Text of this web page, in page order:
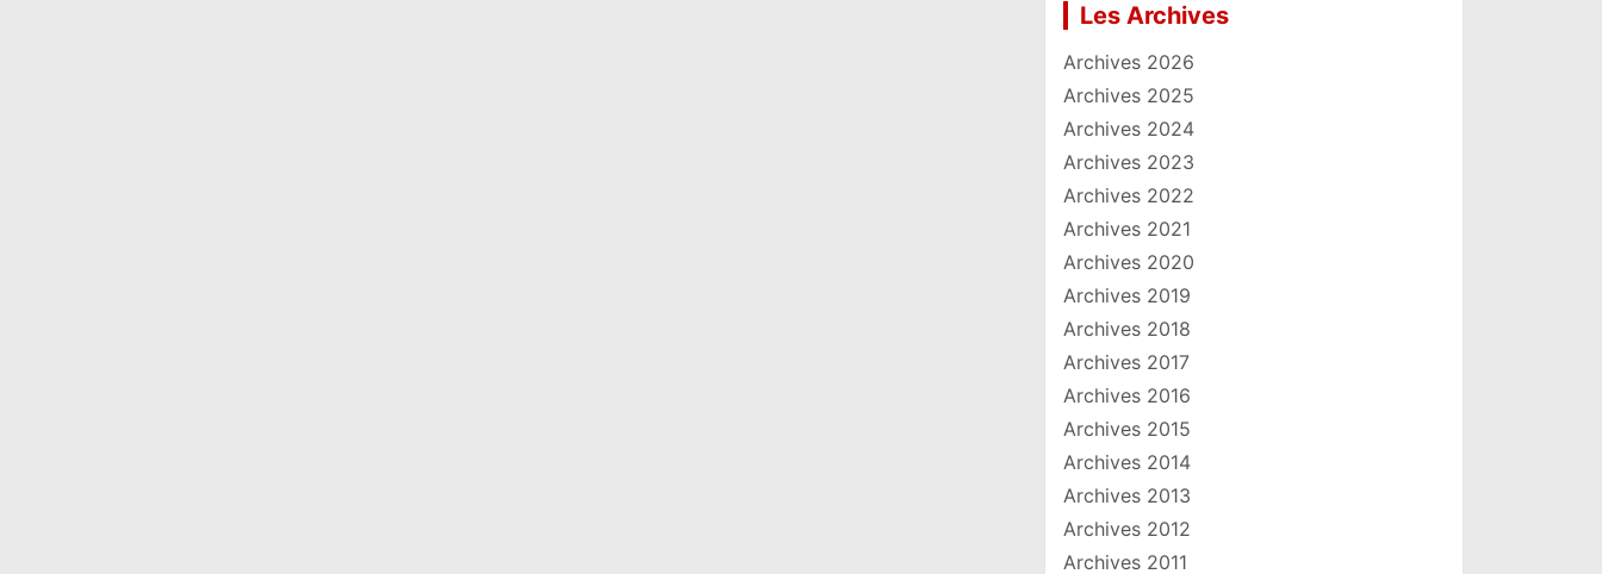
Les Archives
Archives 2026
Archives 2025
Archives 2024
Archives 2023
Archives 2022
Archives 2021
Archives 2020
Archives 2019
Archives 2018
Archives 2017
Archives 2016
Archives 2015
Archives 2014
Archives 2013
Archives 2012
Archives 2011